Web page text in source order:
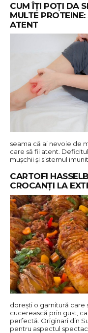
CUM ÎȚI POȚI DA
MULTE
ATENT
seama că ai nevoie de
care să fii atent.
mușchii și sistemul
CARTOFI
CROCANȚI LA
dorești o garnitură care
cucerească prin gust,
perfectă. Originari din
pentru aspectul